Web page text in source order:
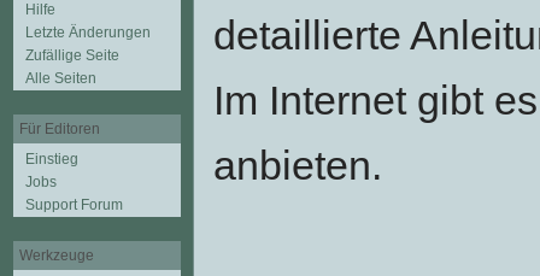
detaillierte
Im Internet gibt
anbieten.
Hilfe
Letzte Änderungen
Zufällige Seite
Alle Seiten
Für Editoren
Einstieg
Jobs
Support Forum
Werkzeuge